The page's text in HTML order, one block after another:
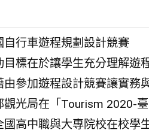
自行車遊程規劃設計競賽
目標在於讓學生充分理解遊
參加遊程設計競賽讓實務
觀光局在「Tourism 2020-
國高中職與大專院校在校學